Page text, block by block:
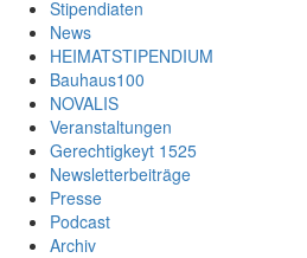
Stipendiaten
News
HEIMATSTIPENDIUM
Bauhaus100
NOVALIS
Veranstaltungen
Gerechtigkeyt 1525
Newsletterbeiträge
Presse
Podcast
Archiv